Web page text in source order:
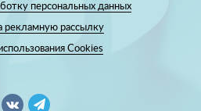
персональных данных
рекламную рассылку
Cookies